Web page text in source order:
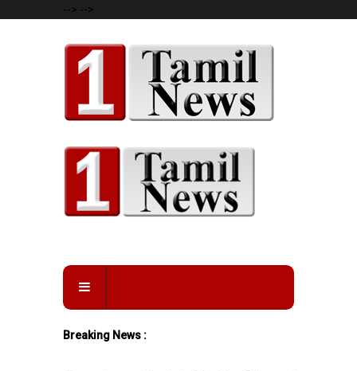
--> -->
Breaking News :